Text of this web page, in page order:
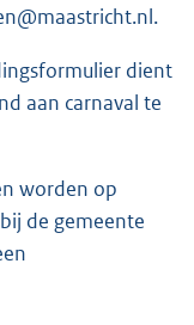
dient
aan carnaval te
worden op
de gemeente